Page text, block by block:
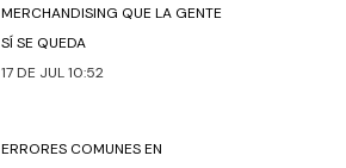
MERCHANDISING QUE LA GENTE
SÍ SE QUEDA
17 DE JUL 10:52
ERRORES COMUNES EN